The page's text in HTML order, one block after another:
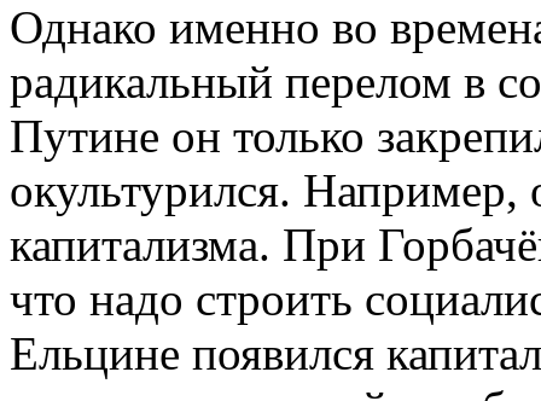
Однако именно во
радикальный перелом в
Путине он только
окультурился.
капитализма. При
что надо строить
Ельцине появился